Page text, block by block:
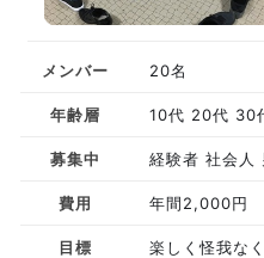
メンバー 20名
年齢層 10代 20代 30
募集中 経験者 社会人
費用 年間2,000円
目標 楽しく怪我な